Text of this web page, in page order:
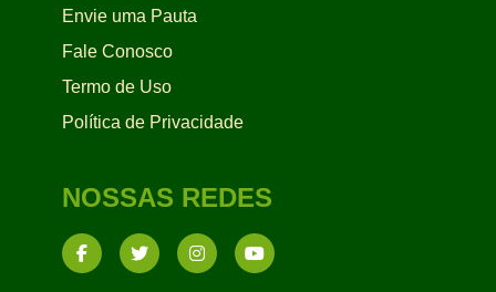
Envie uma Pauta
Fale Conosco
Termo de Uso
Política de Privacidade
NOSSAS REDES